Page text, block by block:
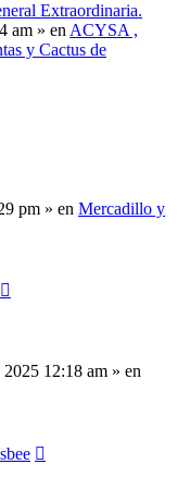
Extraordinaria.
am » en ACYSA ,
y Cactus de
pm » en Mercadillo y
12:18 am » en